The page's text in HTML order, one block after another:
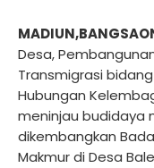
Desa,
Transmigrasi
Hubungan
meninjau budidaya
dikembangkan
Makmur di Desa